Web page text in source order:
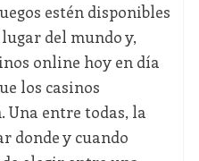
estén disponibles
del mundo y,
online hoy en día
los casinos
Una entre todas, la
donde y cuando